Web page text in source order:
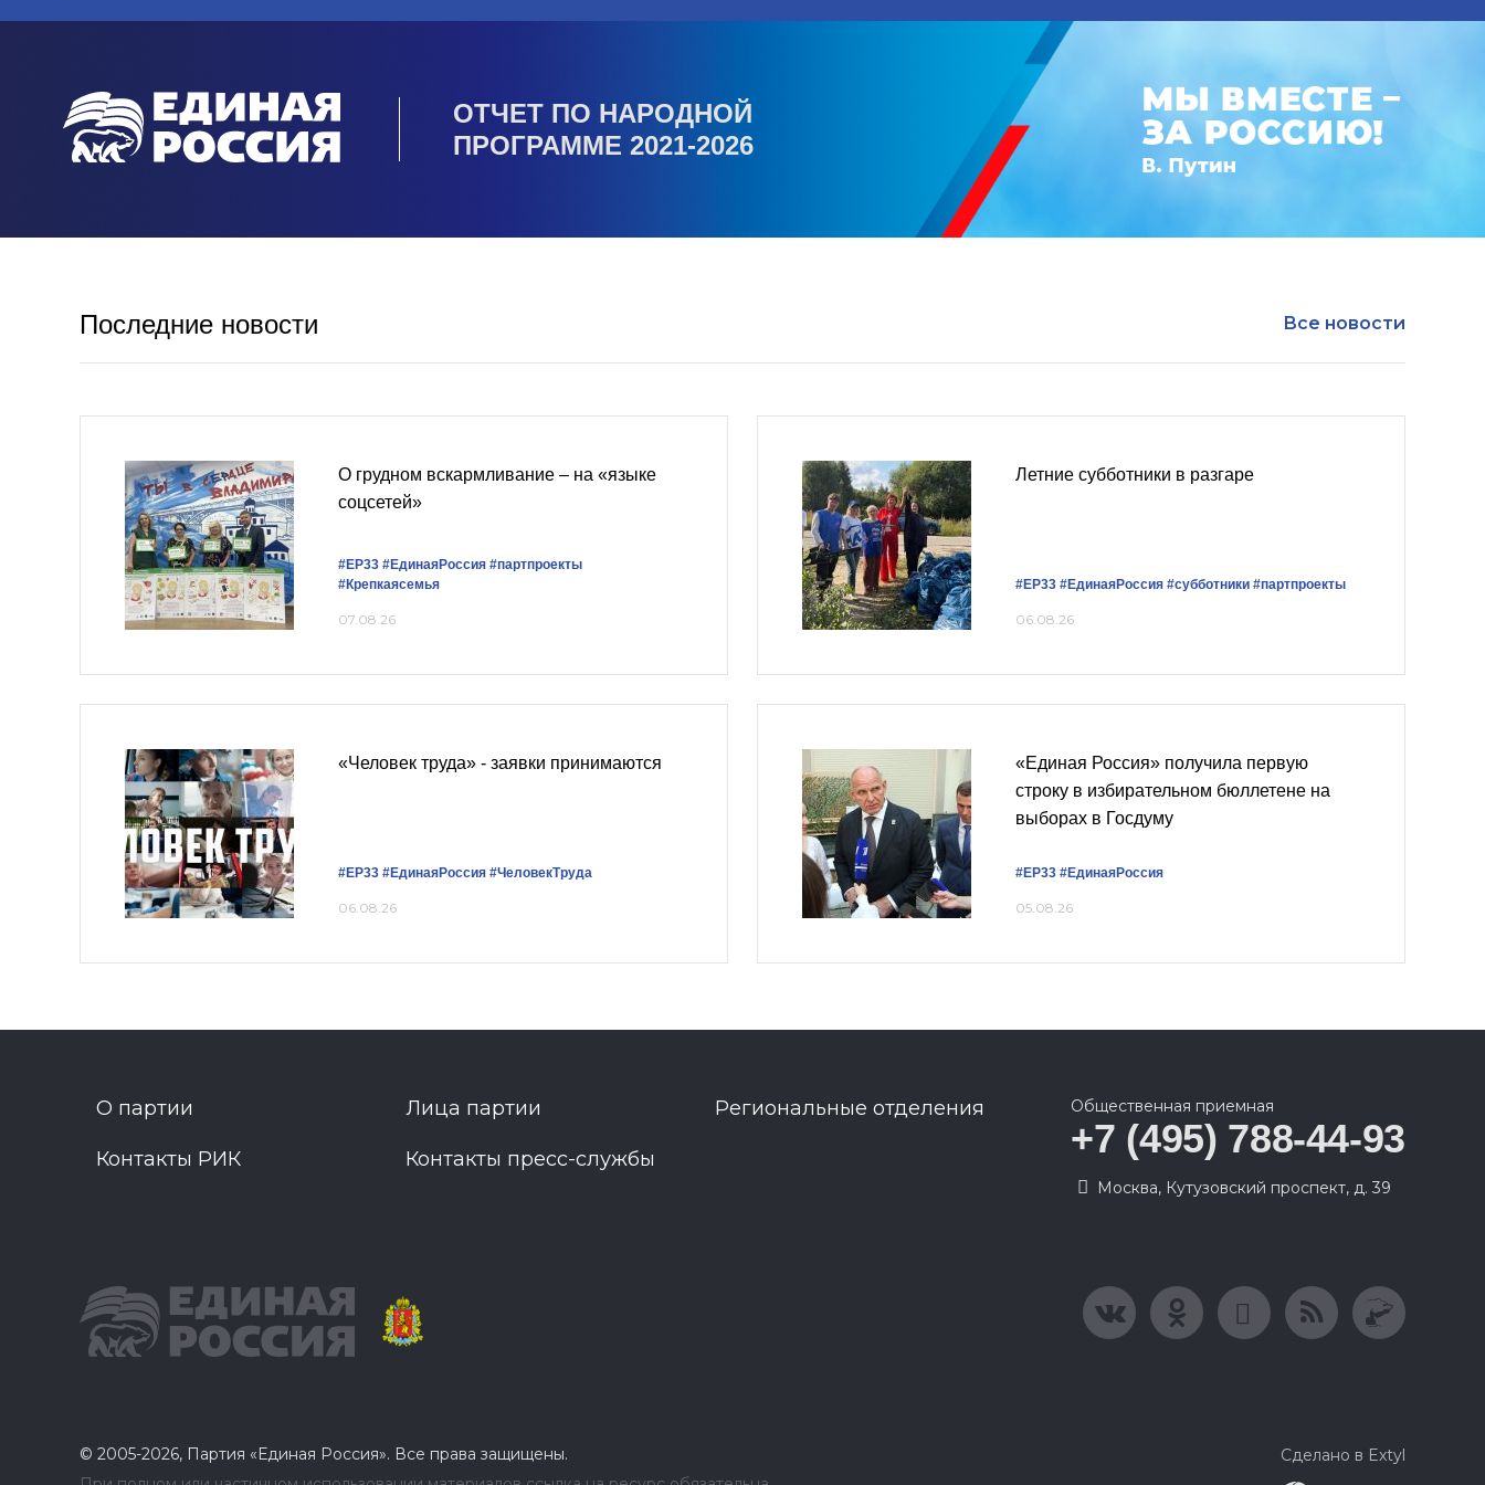
ОТЧЕТ ПО НАРОДНОЙ
ПРОГРАММЕ 2021-2026
Последние новости Все новости
О грудном вскармливание – на «языке
соцсетей»
#ЕР33 #‎ЕдинаяРоссия #партпроекты
#Крепкаясемья
07.08.26
Летние субботники в разгаре
#ЕР33 #‎ЕдинаяРоссия #субботники #партпроекты
06.08.26
«Человек труда» - заявки принимаются
#ЕР33 #‎ЕдинаяРоссия #ЧеловекТруда
06.08.26
«Единая Россия» получила первую
строку в избирательном бюллетене на
выборах в Госдуму
#ЕР33 #ЕдинаяРоссия
05.08.26
О партии Лица партии Региональные отделения
Контакты РИК Контакты пресс-службы
Общественная приемная
+7 (495) 788-44-93
Москва, Кутузовский проспект, д. 39
© 2005-2026, Партия «Единая Россия». Все права защищены.
Сделано в Extyl